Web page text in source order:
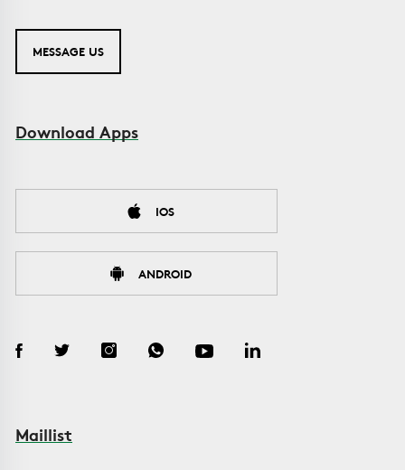
MESSAGE US
Download Apps
IOS
ANDROID
Maillist